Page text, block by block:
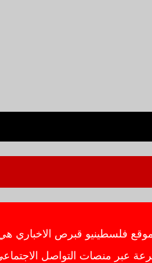
قبرص الاخباري هي
منصات التواصل الاجتماعي